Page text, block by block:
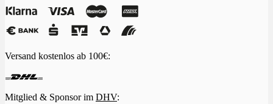
Versand kostenlos ab 100€:
Mitglied & Sponsor im DHV: